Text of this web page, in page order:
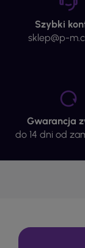
Szybki
sklep@p-
Gwarancja
do 14 dni od